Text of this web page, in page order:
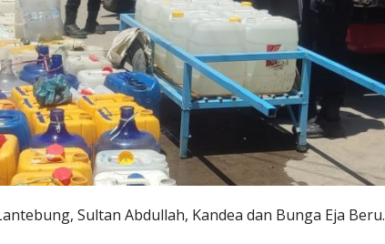
Sultan Abdullah, Kandea dan Bunga Eja Beru.